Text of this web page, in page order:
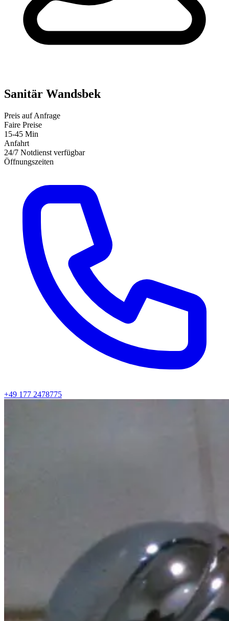
Sanitär Wandsbek
Preis auf Anfrage
Faire Preise
15-45 Min
Anfahrt
24/7 Notdienst verfügbar
Öffnungszeiten
+49 177 2478775